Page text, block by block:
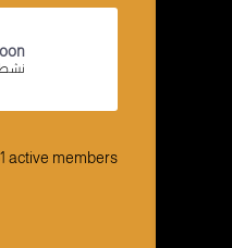
نشط 10 شهور, 3
active members